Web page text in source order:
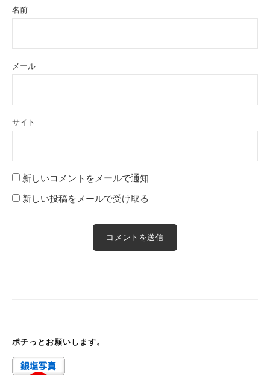
名前
メール
サイト
新しいコメントをメールで通知
新しい投稿をメールで受け取る
ポチっとお願いします。